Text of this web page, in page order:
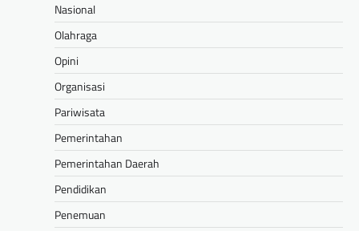
Nasional
Olahraga
Opini
Organisasi
Pariwisata
Pemerintahan
Pemerintahan Daerah
Pendidikan
Penemuan